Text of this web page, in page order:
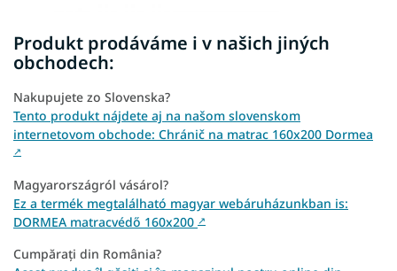
Produkt prodáváme i v našich jiných
obchodech:
Nakupujete zo Slovenska?
Tento produkt nájdete aj na našom slovenskom
internetovom obchode: Chránič na matrac 160x200 Dormea
↗
Magyarországról vásárol?
Ez a termék megtalálható magyar webáruházunkban is:
DORMEA matracvédő 160x200 ↗
Cumpărați din România?